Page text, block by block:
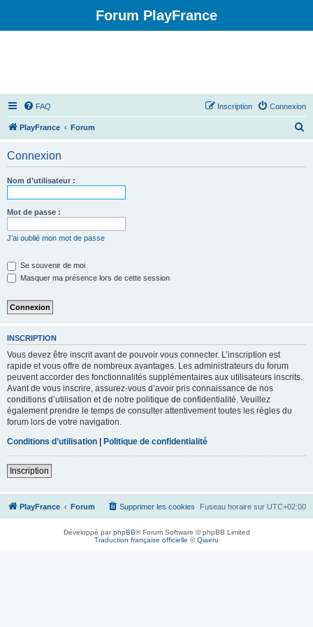
Forum PlayFrance
FAQ Connexion
Inscription
PlayFrance Forum
Connexion
Nom d’utilisateur :
Mot de passe :
J’ai oublié mon mot de passe
Se souvenir de moi
Masquer ma présence lors de cette session
INSCRIPTION
Vous devez être inscrit avant de pouvoir vous connecter. L’inscription est
rapide et vous offre de nombreux avantages. Les administrateurs du forum
peuvent accorder des fonctionnalités supplémentaires aux utilisateurs inscrits.
Avant de vous inscrire, assurez-vous d’avoir pris connaissance de nos
conditions d’utilisation et de notre politique de confidentialité. Veuillez
également prendre le temps de consulter attentivement toutes les règles du
forum lors de votre navigation.
Conditions d’utilisation | Politique de confidentialité
Inscription
PlayFrance Forum Fuseau horaire sur UTC+02:00
Supprimer les cookies
Développé parphpBB® Forum Software © phpBB Limited
Traduction française officielle ©Qiaeru